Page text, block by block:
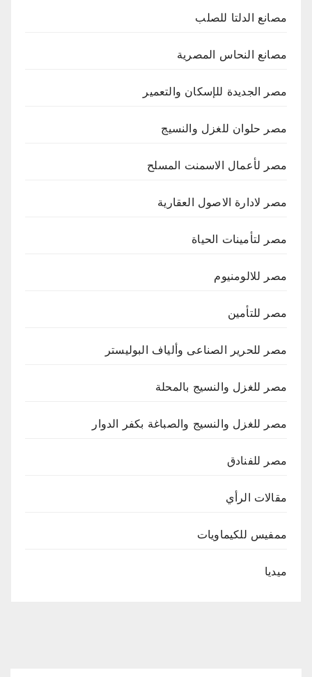
مصانع الدلتا للصلب
مصانع النحاس المصرية
مصر الجديدة للإسكان والتعمير
مصر حلوان للغزل والنسيج
مصر لأعمال الاسمنت المسلح
مصر لادارة الاصول العقارية
مصر لتأمينات الحياة
مصر للالومنيوم
مصر للتأمين
مصر للحرير الصناعى وألياف البوليستر
مصر للغزل والنسيج بالمحلة
مصر للغزل والنسيج والصباغة بكفر الدوار
مصر للفنادق
مقالات الرأي
ممفيس للكيماويات
ميديا